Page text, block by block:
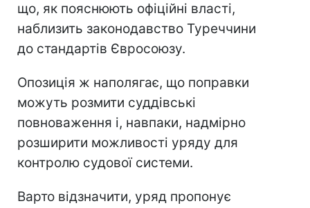
що, як пояснюють офіційні власті,
наблизить законодавство Туреччини
до стандартів Євросоюзу.
Опозиція ж наполягає, що поправки
можуть розмити суддівські
повноваження і, навпаки, надмірно
розширити можливості уряду для
контролю судової системи.
Варто відзначити, уряд пропонує